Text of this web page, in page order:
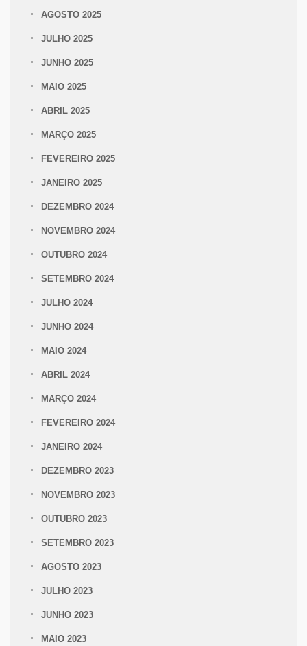
AGOSTO 2025
JULHO 2025
JUNHO 2025
MAIO 2025
ABRIL 2025
MARÇO 2025
FEVEREIRO 2025
JANEIRO 2025
DEZEMBRO 2024
NOVEMBRO 2024
OUTUBRO 2024
SETEMBRO 2024
JULHO 2024
JUNHO 2024
MAIO 2024
ABRIL 2024
MARÇO 2024
FEVEREIRO 2024
JANEIRO 2024
DEZEMBRO 2023
NOVEMBRO 2023
OUTUBRO 2023
SETEMBRO 2023
AGOSTO 2023
JULHO 2023
JUNHO 2023
MAIO 2023